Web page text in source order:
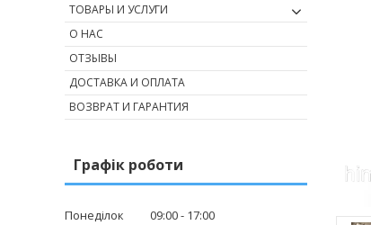
ТОВАРЫ И УСЛУГИ
О НАС
ОТЗЫВЫ
ДОСТАВКА И ОПЛАТА
ВОЗВРАТ И ГАРАНТИЯ
Графік роботи
Понеділок 09:00
17:00